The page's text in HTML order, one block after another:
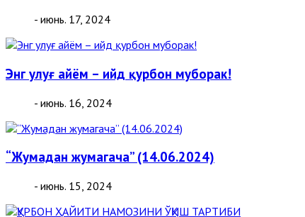
- июнь. 17, 2024
Энг улуғ айём – ийд қурбон муборак!
- июнь. 16, 2024
“Жумадан жумагача” (14.06.2024)
- июнь. 15, 2024